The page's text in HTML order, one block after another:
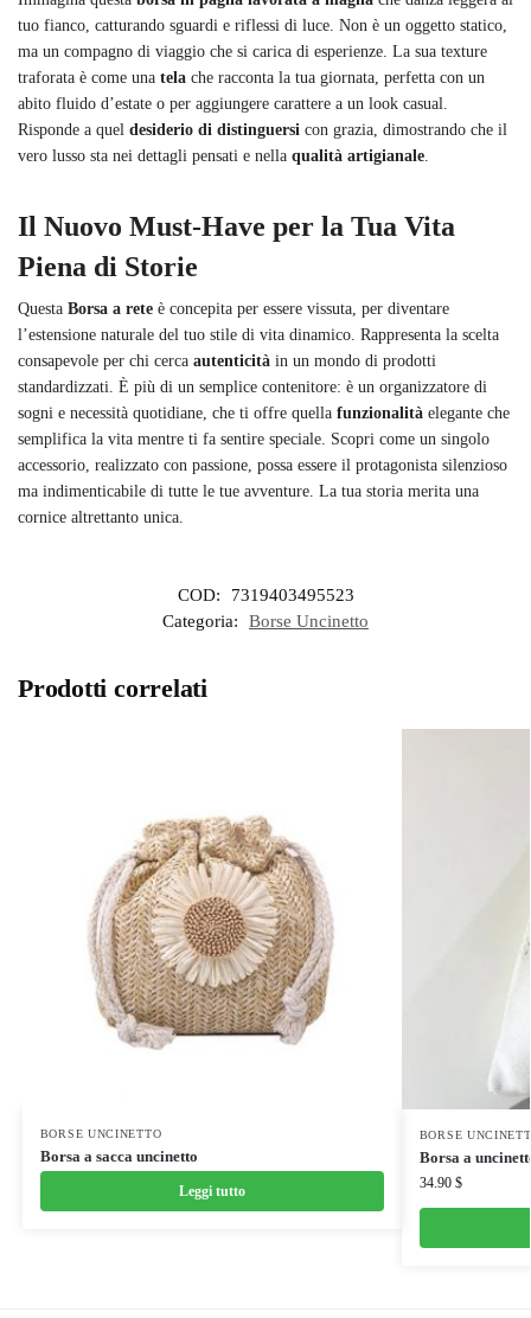
tuo fianco, catturando sguardi e riflessi di luce. Non è un oggetto statico,
ma un compagno di viaggio che si carica di esperienze. La sua texture
traforata è come una tela che racconta la tua giornata, perfetta con un
abito fluido d’estate o per aggiungere carattere a un look casual.
Risponde a quel desiderio di distinguersi con grazia, dimostrando che il
vero lusso sta nei dettagli pensati e nella qualità artigianale
Il Nuovo Must-Have per la Tua Vita
Piena di Storie
Questa Borsa a rete è concepita per essere vissuta, per diventare
l’estensione naturale del tuo stile di vita dinamico. Rappresenta la scelta
consapevole per chi cerca autenticità in un mondo di prodotti
standardizzati. È più di un semplice contenitore: è un organizzatore di
sogni e necessità quotidiane, che ti offre quella funzionalità elegante che
semplifica la vita mentre ti fa sentire speciale. Scopri come un singolo
accessorio, realizzato con passione, possa essere il protagonista silenzioso
ma indimenticabile di tutte le tue avventure. La tua storia merita una
cornice altrettanto unica.
COD:
7319403495523
Categoria:
Borse Uncinetto
Prodotti correlati
BORSE UNCINETTO
Borsa a sacca uncinetto
Leggi tutto
BORSE
Borsa a
34.90 $